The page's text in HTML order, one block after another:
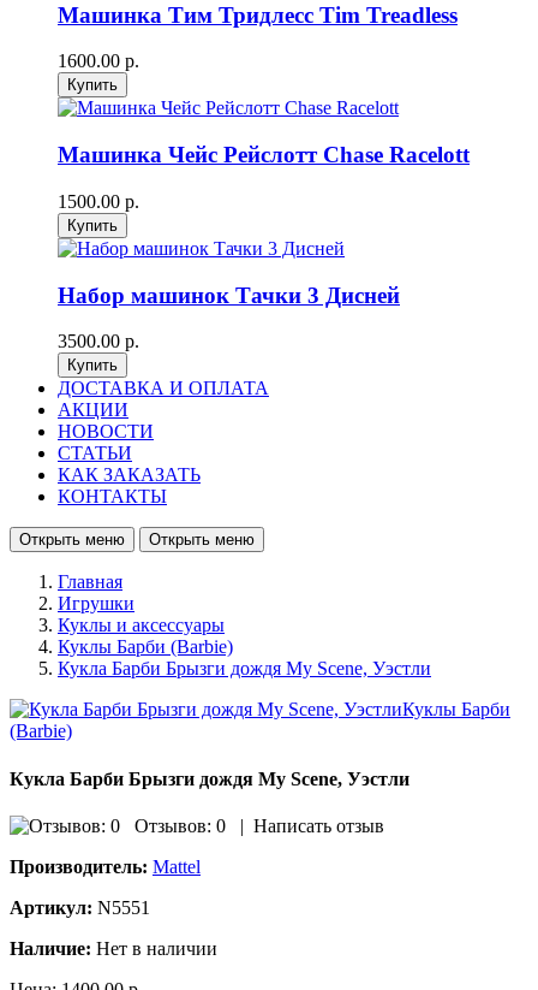
Машинка Тим Тридлесс Tim Treadless
1600.00 р.
Машинка Чейс Рейслотт Chase Racelott
1500.00 р.
Набор машинок Тачки 3 Дисней
3500.00 р.
ДОСТАВКА И ОПЛАТА
АКЦИИ
НОВОСТИ
СТАТЬИ
КАК ЗАКАЗАТЬ
КОНТАКТЫ
Открыть меню Открыть меню
Главная
Игрушки
Куклы и аксессуары
Куклы Барби (Barbie)
Кукла Барби Брызги дождя My Scene, Уэстли
Кукла Барби Брызги дождя My Scene, Уэстли
Отзывов: 0 | Написать отзыв
Производитель: Mattel
Артикул: N5551
Наличие: Нет в наличии